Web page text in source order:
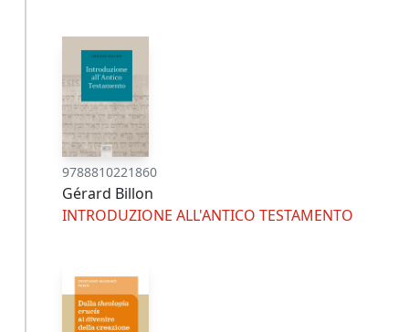
9788810221860
Gérard Billon
INTRODUZIONE ALL'ANTICO TESTAMENTO